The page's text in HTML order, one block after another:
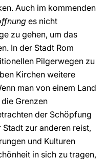
Auch im kommenden
es nicht
zu gehen, um das
In der Stadt Rom
Pilgerwegen zu
Kirchen weitere
man von einem Land
Grenzen
der Schöpfung
zur anderen reist,
und Kulturen
in sich zu tragen,